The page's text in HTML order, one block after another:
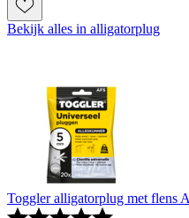
Bekijk alles in alligatorplug
Toggler alligatorplug met flens